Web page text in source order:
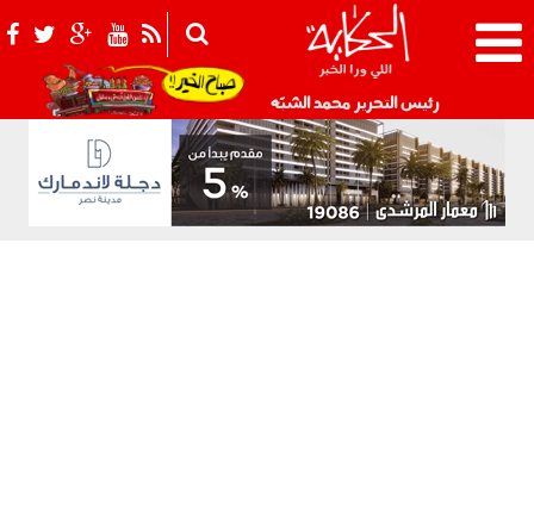
رئيس التحرير محمد الشبّه 021_2.png